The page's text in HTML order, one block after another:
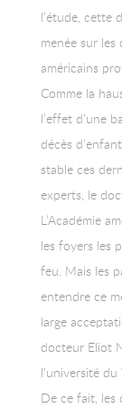
l’étude, cette
menée sur les
américains
Comme la
l’effet d’une
décès
stable ces
experts, le
L’Académie
les foyers les
feu. Mais les
entendre ce
large
docteur Eliot
l’université du
De ce fait, les